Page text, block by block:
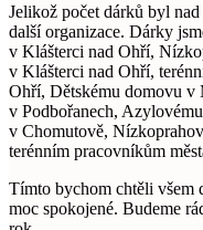
Jelikož počet dárků byl
další organizace. Dárky
v Klášterci nad Ohří,
v Klášterci nad Ohří,
Ohří, Dětskému domovu v
v Podbořanech,
v Chomutově,
terénním pracovníkům
Tímto bychom chtěli všem
moc spokojené. Budeme